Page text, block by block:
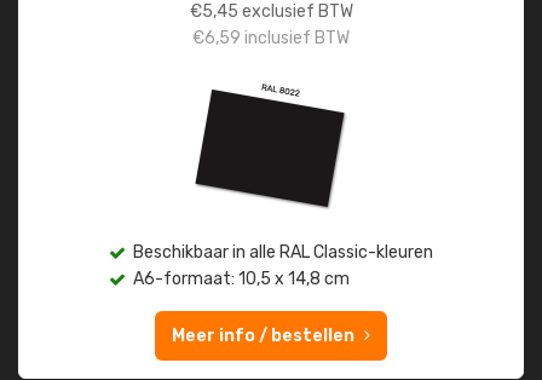
€5,45 exclusief BTW
€6,59 inclusief BTW
Beschikbaar in alle RAL Classic-kleuren
A6-formaat: 10,5 x 14,8 cm
Meer info / bestellen